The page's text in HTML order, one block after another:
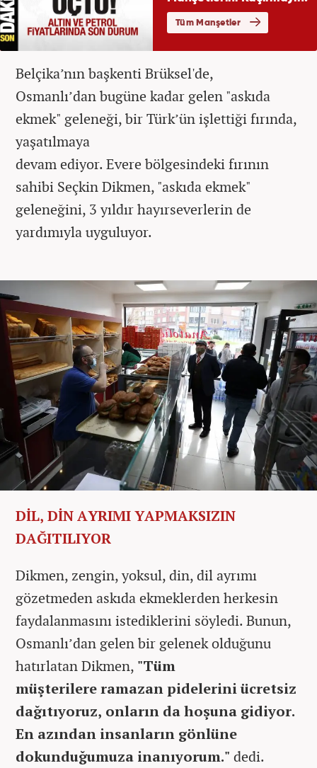
Belçika’nın başkenti Brüksel'de,
Osmanlı’danbugüne kadar gelen "askıda
ekmek" geleneği, bir Türk’ün işlettiği fırında,
yaşatılmaya
devamediyor.Evere bölgesindeki fırının
sahibi Seçkin Dikmen, "askıda ekmek"
geleneğini, 3 yıldır hayırseverlerin de
yardımıyla uyguluyor.
DİL, DİN AYRIMI YAPMAKSIZIN
DAĞITILIYOR
Dikmen, zengin, yoksul, din, dil ayrımı
gözetmeden askıda ekmeklerden herkesin
faydalanmasını istediklerini söyledi. Bunun,
Osmanlı’dan gelen bir gelenek olduğunu
hatırlatan Dikmen, "Tüm
müşterilereramazanpidelerini ücretsiz
dağıtıyoruz, onların da hoşuna gidiyor.
En azından insanların gönlüne
dokunduğumuza inanıyorum." dedi.